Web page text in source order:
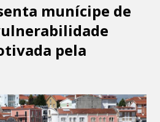
munícipe de
pela